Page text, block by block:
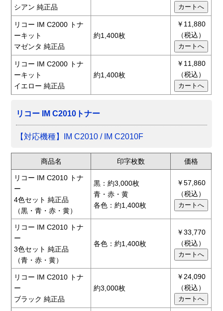
シアン 純正品
リコー IM C2000 トナ
ーキット
マゼンタ 純正品
約1,400枚
￥11,880
（税込）
リコー IM C2000 トナ
ーキット
イエロー 純正品
約1,400枚
￥11,880
（税込）
リコー IM C2010トナー
【対応機種】IM C2010 / IM C2010F
商品名 印字枚数 価格
リコー IM C2010 トナ
ー
4色セット 純正品
（黒・青・赤・黄）
黒：約3,000枚
青・赤・黄
各色：約1,400枚
￥57,860
（税込）
リコー IM C2010 トナ
ー
3色セット 純正品
（青・赤・黄）
各色：約1,400枚
￥33,770
（税込）
リコー IM C2010 トナ
ー
ブラック 純正品
約3,000枚
￥24,090
（税込）